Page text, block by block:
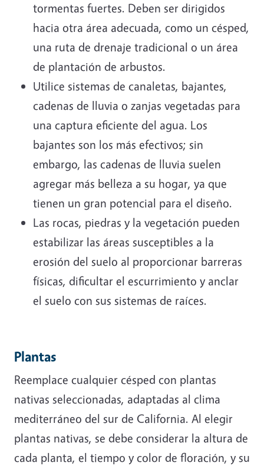
tormentas fuertes. Deben ser dirigidos
hacia otra área adecuada, como un césped,
una ruta de drenaje tradicional o un área
de plantación de arbustos.
Utilice sistemas de canaletas, bajantes,
cadenas de lluvia o zanjas vegetadas para
una captura eficiente del agua. Los
bajantes son los más efectivos; sin
embargo, las cadenas de lluvia suelen
agregar más belleza a su hogar, ya que
tienen un gran potencial para el diseño.
Las rocas, piedras y la vegetación pueden
estabilizar las áreas susceptibles a la
erosión del suelo al proporcionar barreras
físicas, dificultar el escurrimiento y anclar
el suelo con sus sistemas de raíces.
Plantas
Reemplace cualquier césped con plantas
nativas seleccionadas, adaptadas al clima
mediterráneo del sur de California. Al elegir
plantas nativas, se debe considerar la altura de
cada planta, el tiempo y color de floración, y su